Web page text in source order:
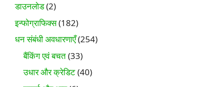
डाउनलोड(2)
इन्फोग्राफिक्स(182)
धन संबंधी अवधारणाएँ(254)
बैंकिंग एवं बचत(33)
उधार और क्रेडिट(40)